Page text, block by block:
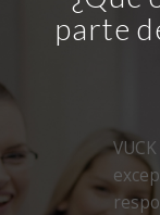
parte